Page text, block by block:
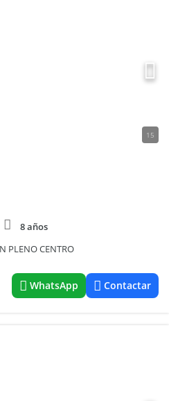
15
8 años
PLENO CENTRO
WhatsApp Contactar